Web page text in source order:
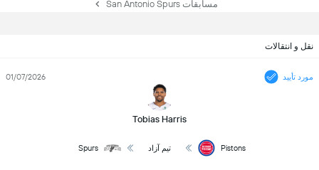
مسابقات San Antonio Spurs
نقل و انتقالات
مورد تأیید
Tobias Harris
01/07/2026
Pistons تیم آزاد Spurs